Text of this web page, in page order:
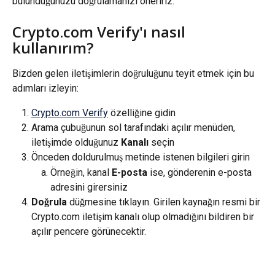
Crypto.com Verify'ı nasıl
kullanırım?
Bizden gelen iletişimlerin doğruluğunu teyit etmek için bu
adımları izleyin:
Crypto.com Verify özelliğine gidin
Arama çubuğunun sol tarafındaki açılır menüden,
iletişimde olduğunuz Kanalı seçin
Önceden doldurulmuş metinde istenen bilgileri girin
Örneğin, kanal E-posta ise, gönderenin e-posta
adresini girersiniz
Doğrula düğmesine tıklayın. Girilen kaynağın resmi bir
Crypto.com iletişim kanalı olup olmadığını bildiren bir
açılır pencere görünecektir.